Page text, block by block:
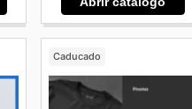
Caducado